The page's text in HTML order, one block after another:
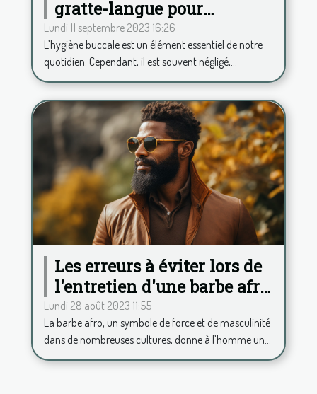
gratte-langue pour
maintenir une haleine
fraîche
Lundi 11 septembre 2023 16:26
L’hygiène buccale est un élément essentiel de notre
quotidien. Cependant, il est souvent négligé,...
Les erreurs à éviter lors de
l'entretien d'une barbe afro
pour toujours rester chic
Lundi 28 août 2023 11:55
La barbe afro, un symbole de force et de masculinité
dans de nombreuses cultures, donne à l’homme un...